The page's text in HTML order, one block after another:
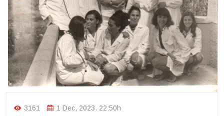
3161 1 Dec, 2023. 22:50h